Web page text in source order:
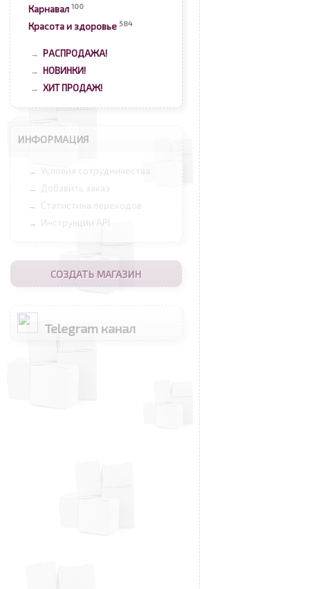
Карнавал 100
Красота и здоровье 584
→ РАСПРОДАЖА!
→ НОВИНКИ!
→ ХИТ ПРОДАЖ!
ИНФОРМАЦИЯ
→ Условия сотрудничества
→ Добавить заказ
→ Статистика переходов
→ Инструкции API
СОЗДАТЬ МАГАЗИН
Telegram канал